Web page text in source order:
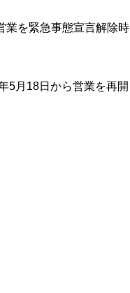
業を緊急事態宣言解除時
5月18日から営業を再開